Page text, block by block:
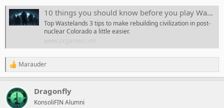
10 things you should know before you play Wasteland 3
Top Wastelands 3 tips to make rebuilding civilization in post-
nuclear Colorado a little easier.
R
e
c
t
Marauder
Dragonfly
KonsoliFIN Alumni